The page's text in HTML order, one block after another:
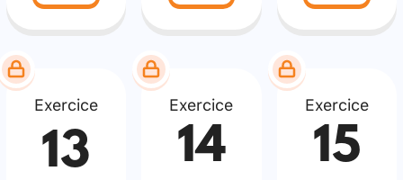
Exercice
13
Exercice
14
Exercice
15